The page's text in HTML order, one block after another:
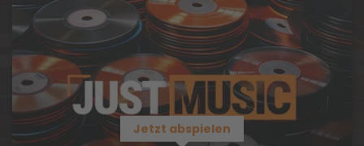
Jetzt abspielen